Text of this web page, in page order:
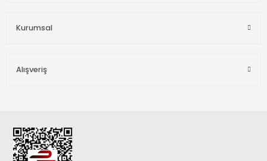
Kurumsal
Alışveriş